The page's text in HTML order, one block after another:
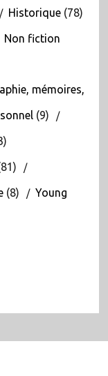
Historique(78)
Non fiction
mémoires,
(9)
(8) Young